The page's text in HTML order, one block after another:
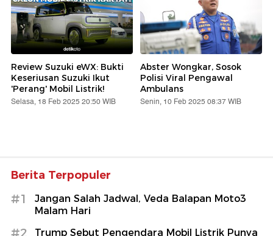
Review Suzuki eWX: Bukti
Keseriusan Suzuki Ikut
'Perang' Mobil Listrik!
Selasa, 18 Feb 2025 20:50 WIB
Abster Wongkar, Sosok
Polisi Viral Pengawal
Ambulans
Senin, 10 Feb 2025 08:37 WIB
Berita Terpopuler
#1
Jangan Salah Jadwal, Veda Balapan Moto3
Malam Hari
#2
Trump Sebut Pengendara Mobil Listrik Punya